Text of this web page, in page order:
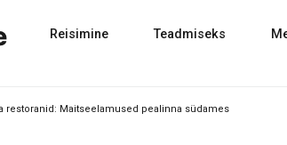
Reisimine Teadmiseks
restoranid: Maitseelamused pealinna südames